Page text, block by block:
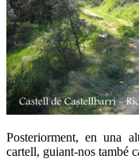
Posteriorment, en una
cartell, guiant-nos també